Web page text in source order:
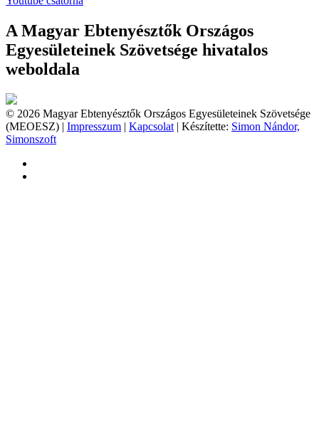
A Magyar Ebtenyésztők Országos
Egyesületeinek Szövetsége hivatalos
weboldala
© 2026 Magyar Ebtenyésztők Országos Egyesületeinek Szövetsége
(MEOESZ) | Impresszum | Kapcsolat | Készítette: Simon Nándor,
Simonszoft